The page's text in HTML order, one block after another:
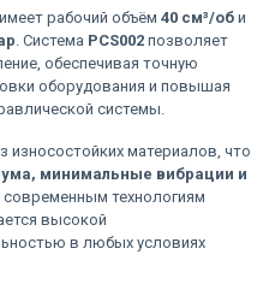
имеет рабочий объём 40 см³/об и
. Система PCS002 позволяет
обеспечивая точную
оборудования и повышая
системы.
износостойких материалов, что
минимальные вибрации и
современным технологиям
высокой
в любых условиях